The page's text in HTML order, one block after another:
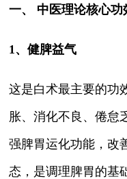
一、 中医理论核心功
1、健脾益气
这是白术最主要的功
胀、消化不良、倦怠
强脾胃运化功能，改
态，是调理脾胃的基